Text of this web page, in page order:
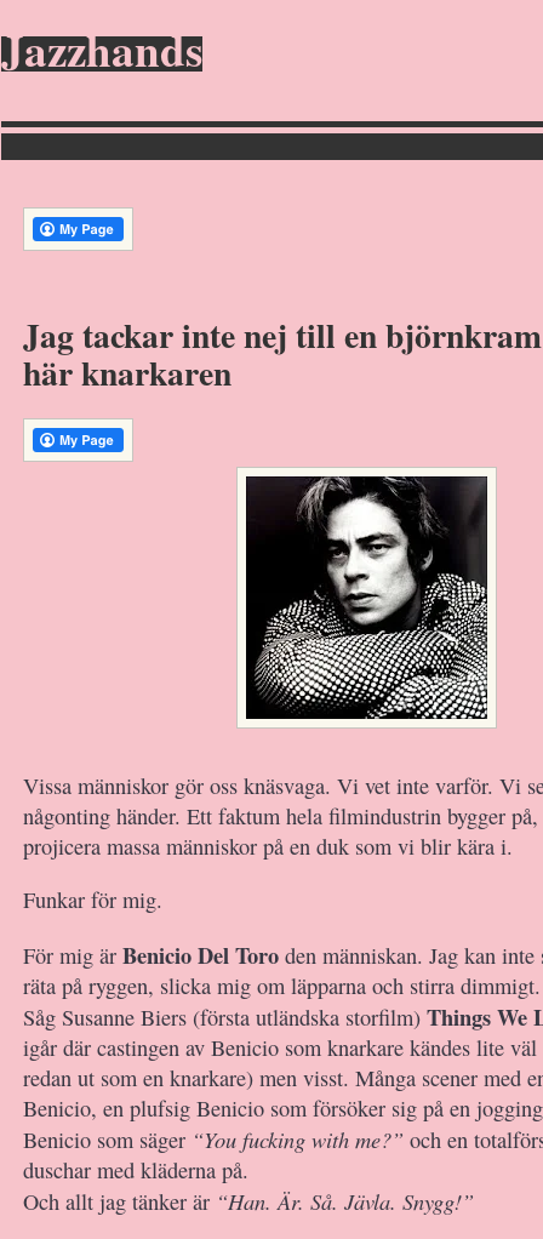
Jazzhands
Jag tackar inte nej till en
här knarkaren
Vissa människor gör oss knäsvaga. Vi vet inte varför. Vi
någonting händer. Ett faktum hela filmindustrin bygger
projicera massa människor på en duk som vi blir kära i.
Funkar för mig.
För mig är Benicio Del Toro den människan. Jag kan
räta på ryggen, slicka mig om läpparna och stirra dimmigt.
Såg Susanne Biers (första utländska storfilm) Things We
igår där castingen av Benicio som knarkare kändes lite
redan ut som en knarkare) men visst. Många scener med
Benicio, en plufsig Benicio som försöker sig på en
Benicio som säger “You fucking with me?” och en
duschar med kläderna på.
Och allt jag tänker är “Han. Är. Så. Jävla. Snygg!”